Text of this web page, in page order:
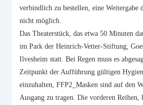
verbindlich zu bestellen, eine Weitergabe
nicht möglich.
Das Theaterstück, das etwa 50 Minuten
im Park der Heinrich-Vetter-Stiftung,
Ilvesheim statt. Bei Regen muss es
Zeitpunkt der Aufführung gültigen
einzuhalten, FFP2_Masken sind auf den
Ausgang zu tragen. Die vorderen